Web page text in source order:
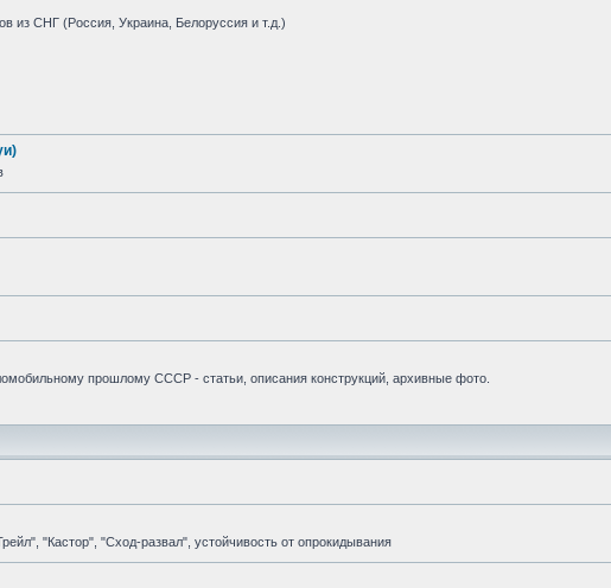
из СНГ (Россия, Украина, Белоруссия и т.д.)
прошлому СССР - статьи, описания конструкций, архивные фото.
"Кастор", "Сход-развал", устойчивость от опрокидывания